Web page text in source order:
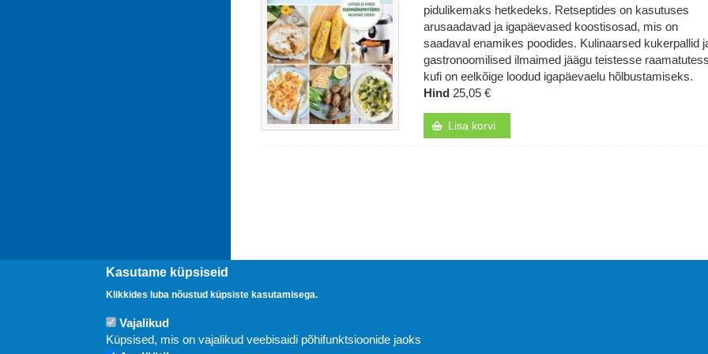
pidulikemaks hetkedeks. Retseptides on kasutuses
arusaadavad ja igapäevased koostisosad, mis on
saadaval enamikes poodides. Kulinaarsed kukerpallid
gastronoomilised ilmaimed jäägu teistesse
kufi on eelkõige loodud igapäevaelu hõlbustamiseks.
Hind 25,05 €
Lisa korvi
Kasutame küpsiseid
Klikkides luba nõustud küpsiste kasutamisega.
Vajalikud
Küpsised, mis on vajalikud veebisaidi põhifunktsioonide jaoks